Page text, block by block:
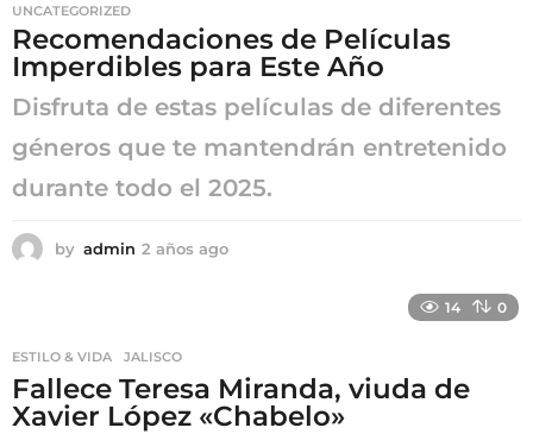
g
o
UNCATEGORIZED
Recomendaciones de Películas
Imperdibles para Este Año
Disfruta de estas películas de diferentes
géneros que te mantendrán entretenido
durante todo el 2025.
by admin 2 años ago
g
o
14 0
ESTILO & VIDA ,JALISCO
Fallece Teresa Miranda, viuda de
Xavier López «Chabelo»